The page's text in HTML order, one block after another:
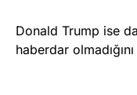
Donald Trump ise
haberdar olmadığını